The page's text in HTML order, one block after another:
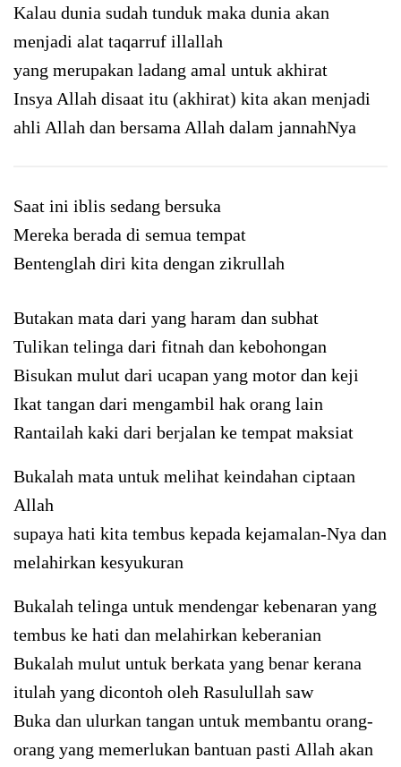
Kalau dunia sudah tunduk maka dunia akan
menjadi alat taqarruf illallah
yang merupakan ladang amal untuk akhirat
Insya Allah disaat itu (akhirat) kita akan menjadi
ahli Allah dan bersama Allah dalam jannahNya
Saat ini iblis sedang bersuka
Mereka berada di semua tempat
Bentenglah diri kita dengan zikrullah
Butakan mata dari yang haram dan subhat
Tulikan telinga dari fitnah dan kebohongan
Bisukan mulut dari ucapan yang motor dan keji
Ikat tangan dari mengambil hak orang lain
Rantailah kaki dari berjalan ke tempat maksiat
Bukalah mata untuk melihat keindahan ciptaan
Allah
supaya hati kita tembus kepada kejamalan-Nya dan
melahirkan kesyukuran
Bukalah telinga untuk mendengar kebenaran yang
tembus ke hati dan melahirkan keberanian
Bukalah mulut untuk berkata yang benar kerana
itulah yang dicontoh oleh Rasulullah saw
Buka dan ulurkan tangan untuk membantu orang-
orang yang memerlukan bantuan pasti Allah akan